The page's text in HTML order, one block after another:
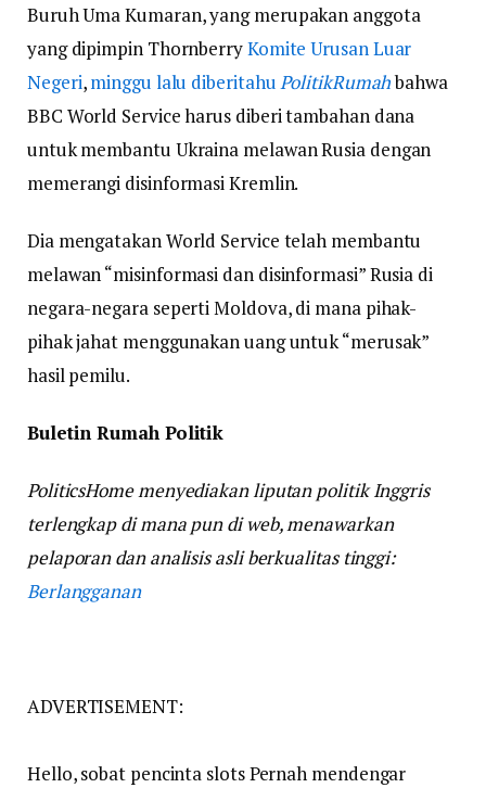
Buruh Uma Kumaran, yang merupakan anggota
yang dipimpin ThornberryKomite Urusan Luar
Negeri,minggu lalu diberitahuPolitikRumahbahwa
BBC World Service harus diberi tambahan dana
untuk membantu Ukraina melawan Rusia dengan
memerangi disinformasi Kremlin.
Dia mengatakan World Service telah membantu
melawan “misinformasi dan disinformasi” Rusia di
negara-negara seperti Moldova, di mana pihak-
pihak jahat menggunakan uang untuk “merusak”
hasil pemilu.
Buletin Rumah Politik
PoliticsHome menyediakan liputan politik Inggris
terlengkap di mana pun di web, menawarkan
pelaporan dan analisis asli berkualitas tinggi:
Berlangganan
ADVERTISEMENT:
Hello, sobat pencinta slots Pernah mendengar